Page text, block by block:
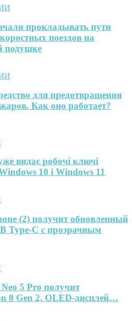
прокладывать пути
поездов на
подушке
для предотвращения
Как оно работает?
видає робочі ключі
10 і Windows 11
(2) получит обновленный
Type-C с прозрачным
5 Pro получит
8 Gen 2, OLED-дисплей…